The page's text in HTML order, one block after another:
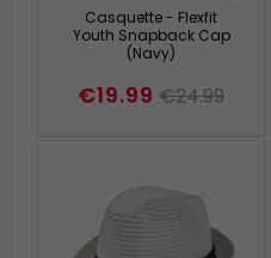
Casquette - Flexfit
Youth Snapback Cap
(Navy)
€19.99 €24.99